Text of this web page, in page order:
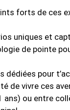
forts de ces
uniques et
de pointe
dédiées pour
de vivre ces
ans) ou entre